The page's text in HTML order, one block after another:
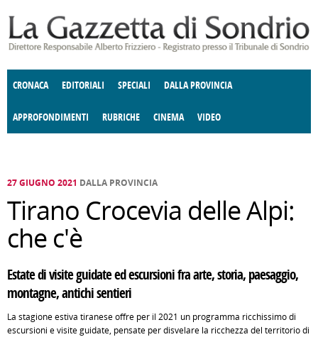
CRONACA EDITORIALI SPECIALI DALLA PROVINCIA
APPROFONDIMENTI
E SPETTACOLI POLITICA
RUBRICHE
DELLE IDEE FATTI DELLO SPIRITO CCCVA
CINEMA VIDEO
27 GIUGNO 2021 DALLA PROVINCIA
Tirano Crocevia delle Alpi:
che c'è
Estate di visite guidate ed escursioni fra arte, storia, paesaggio,
montagne, antichi sentieri
La stagione estiva tiranese offre per il 2021 un programma ricchissimo di
escursioni e visite guidate, pensate per disvelare la ricchezza del territorio di